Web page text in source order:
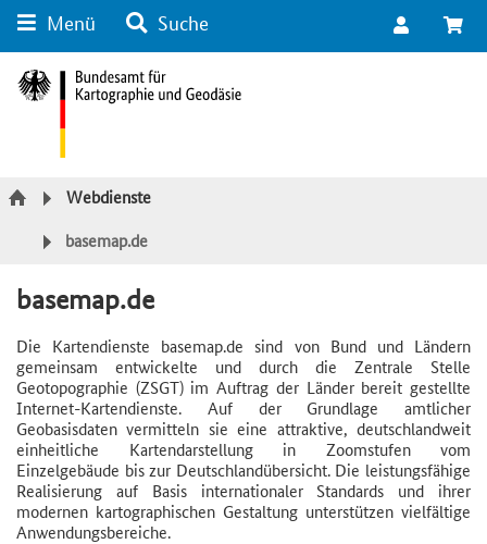
Kategorie Navigation
Menü Suche
Webdienste
basemap.de
basemap.de
Die Kartendienste basemap.de sind von Bund und Ländern
gemeinsam entwickelte und durch die Zentrale Stelle
Geotopographie (ZSGT) im Auftrag der Länder bereit gestellte
Internet-Kartendienste. Auf der Grundlage amtlicher
Geobasisdaten vermitteln sie eine attraktive, deutschlandweit
einheitliche Kartendarstellung in Zoomstufen vom
Einzelgebäude bis zur Deutschlandübersicht. Die leistungsfähige
Realisierung auf Basis internationaler Standards und ihrer
modernen kartographischen Gestaltung unterstützen vielfältige
Anwendungsbereiche.